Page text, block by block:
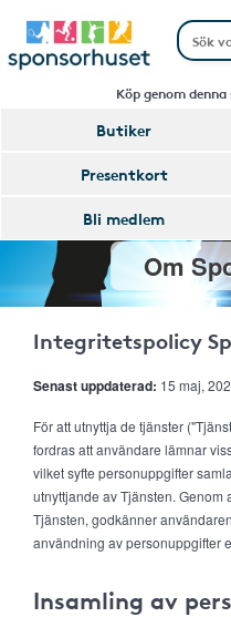
Köp genom
Butiker
Presentkort
Bli medlem
Om
Integritetspolicy
Senast uppdaterad: 15 maj,
För att utnyttja de tjänster
fordras att användare lämnar
vilket syfte personuppgifter
utnyttjande av Tjänsten.
Tjänsten, godkänner
användning av personuppgifter
Insamling av